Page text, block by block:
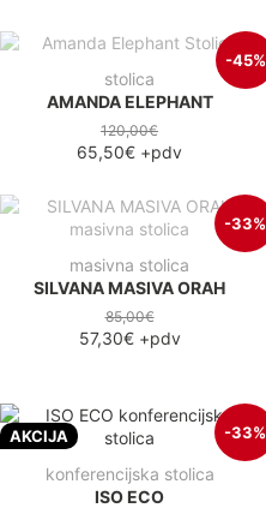
-45%
stolica
AMANDA ELEPHANT
120,00€
65,50€ +pdv
-33%
masivna stolica
SILVANA MASIVA ORAH
85,00€
57,30€+pdv
AKCIJA -33%
konferencijska stolica
ISO ECO